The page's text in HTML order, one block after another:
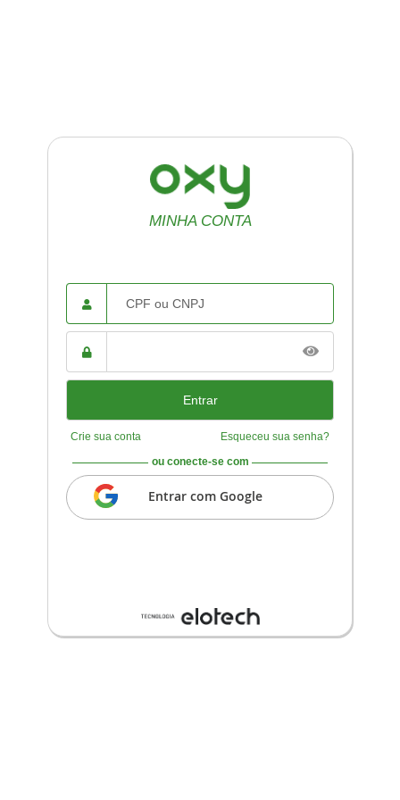
MINHA CONTA
CPF ou
CNPJ
Senha
Crie sua conta Esqueceu sua senha?
ou conecte-se com